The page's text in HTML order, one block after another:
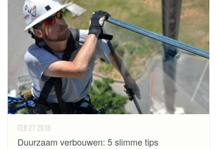
feb 27 2018
Duurzaam verbouwen: 5 slimme tips